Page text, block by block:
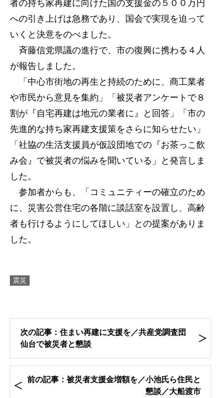
者の持ち家再建に向けた国の支援金の５００万円
への引き上げは急務であり、国会で実現を迫って
いくと決意をのべました。
斉藤信党県議の進行で、市の復興に携わる４人
が報告しました。
「中心市街地の再生と持続のために、商工業者
や市民から意見を集約」「被災者アンケートで８
割が『自宅再建は地元の業者に』と回答」「市の
先進的な持ち家再建支援策をさらに知らせたい」
「社協の生活支援員が仮設団地での『お茶っこ飲
み会』で被災者の悩みを聞いている」と発言しま
した。
参加者からも、「コミュニティーの確立のため
に、災害公営住宅の各階に談話室を設置し、高齢
者も行けるようにしてほしい」との提案がありま
した。
震災
次の記事：住まい再建に支援を／共産党調査団
仙台で被災者と懇談
前の記事：被災者支援金増額を／小池氏ら住民と
懇談／大船渡市